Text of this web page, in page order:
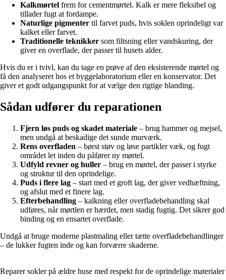
Kalkmørtel frem for cementmørtel. Kalk er mere fleksibel og
tillader fugt at fordampe.
Naturlige pigmenter til farvet puds, hvis soklen oprindeligt var
kalket eller farvet.
Traditionelle teknikker som filtsning eller vandskuring, der
giver en overflade, der passer til husets alder.
Hvis du er i tvivl, kan du tage en prøve af den eksisterende mørtel og
få den analyseret hos et byggelaboratorium eller en konservator. Det
giver et godt udgangspunkt for at vælge den rigtige blanding.
Sådan udfører du reparationen
Fjern løs puds og skadet materiale – brug hammer og mejsel,
men undgå at beskadige det sunde murværk.
Rens overfladen – børst støv og løse partikler væk, og fugt
området let inden du påfører ny mørtel.
Udfyld revner og huller – brug en mørtel, der passer i styrke
og struktur til den oprindelige.
Puds i flere lag – start med et groft lag, der giver vedhæftning,
og afslut med et finere lag.
Efterbehandling – kalkning eller overfladebehandling skal
udføres, når mørtlen er hærdet, men stadig fugtig. Det sikrer god
binding og en ensartet overflade.
Undgå at bruge moderne plastmaling eller tætte overfladebehandlinger
– de lukker fugten inde og kan forværre skaderne.
Reparer sokler på ældre huse med respekt for de oprindelige materialer